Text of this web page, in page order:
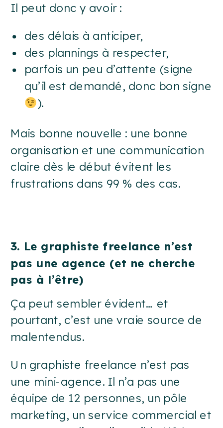
Il peut donc y avoir :
des délais à anticiper,
des plannings à respecter,
parfois un peu d’attente (signe
qu’il est demandé, donc bon signe
).
Mais bonne nouvelle : une bonne
organisation et une communication
claire dès le début évitent les
frustrations dans 99 % des cas.
3. Le graphiste freelance n’est
pas une agence (et ne cherche
pas à l’être)
Ça peut sembler évident… et
pourtant, c’est une vraie source de
malentendus.
Un graphiste freelance n’est pas
une mini-agence. Il n’a pas une
équipe de 12 personnes, un pôle
marketing, un service commercial et